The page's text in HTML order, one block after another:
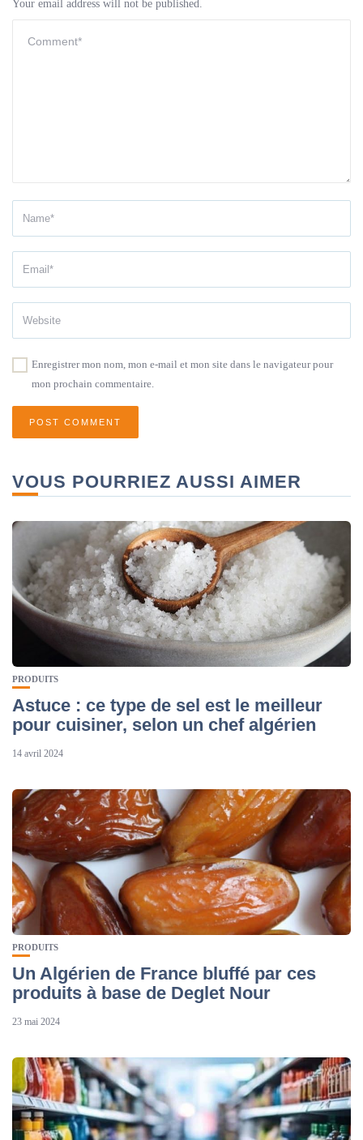
Your email address will not be published.
Enregistrer mon nom, mon e-mail et mon site dans le navigateur pour
mon prochain commentaire.
VOUS POURRIEZ AUSSI AIMER
PRODUITS
Astuce : ce type de sel est le meilleur
pour cuisiner, selon un chef algérien
14 avril 2024
PRODUITS
Un Algérien de France bluffé par ces
produits à base de Deglet Nour
23 mai 2024